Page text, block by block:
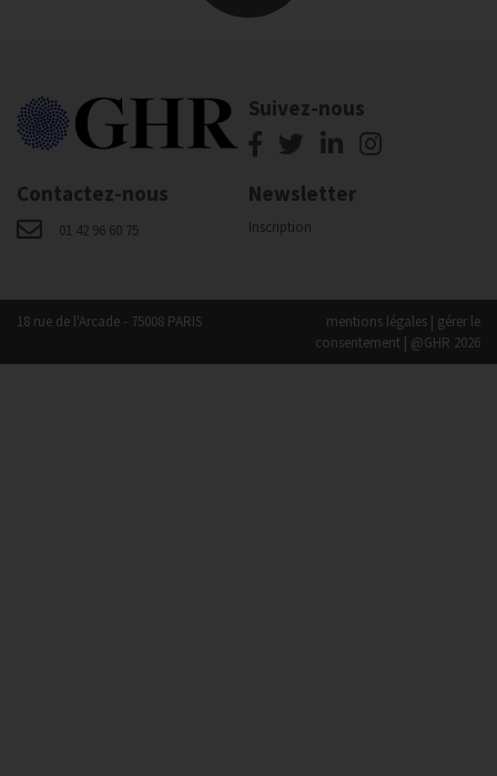
Suivez-nous
Contactez-nous
01 42 96 60 75
Newsletter
Inscription
18 rue de l'Arcade - 75008 PARIS mentions légales | gérer le
consentement | @GHR 2026